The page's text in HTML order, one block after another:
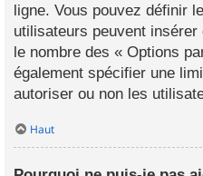
ligne. Vous pouvez définir
utilisateurs peuvent
le nombre des « Options
également spécifier une
autoriser ou non les
Haut